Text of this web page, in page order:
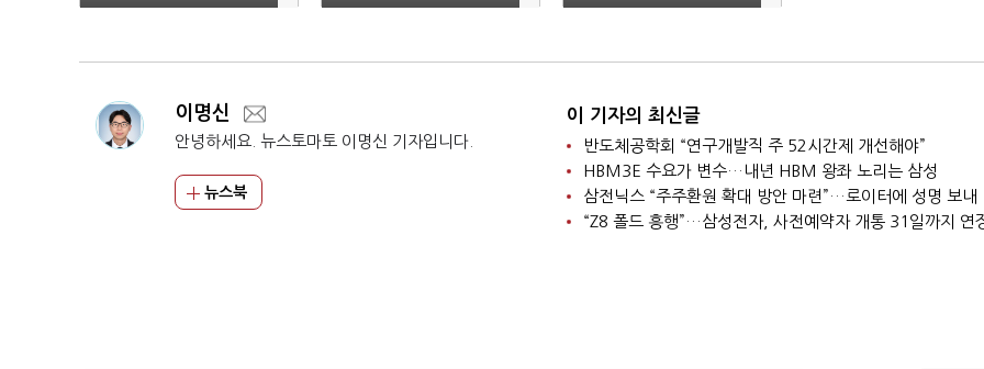
전
다
항행장애물 해결사
이명신
안녕하세요. 뉴스토마토 이명신 기자입니다.
뉴스북
이 기자의 최신글
반도체공학회 “연구개발직 주 52시간제 개선해야”
HBM3E 수요가 변수…내년 HBM 왕좌 노리는 삼성
삼전닉스 “주주환원 확대 방안 마련”…로이터에 성명 보내
“Z8 폴드 흥행”…삼성전자, 사전예약자 개통 31일까지 연